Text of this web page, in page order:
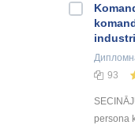
93
persona